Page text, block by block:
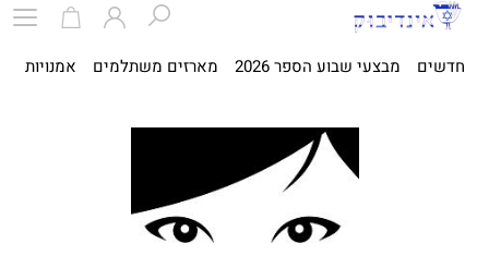
חדשים מבצעי שבוע הספר 2026 מארזים משתלמים אמנויות